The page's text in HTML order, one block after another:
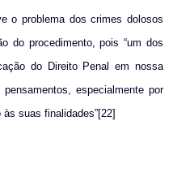
o problema dos crimes dolosos
do procedimento, pois “um dos
do Direito Penal em nossa
especialmente por
suas finalidades”[22]